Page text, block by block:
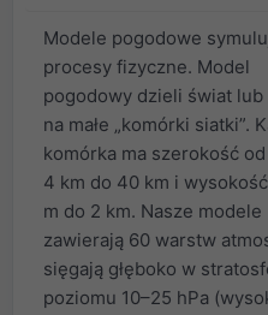
Modele pogodowe
procesy fizyczne. Model
pogodowy dzieli świat
na małe „komórki siatki”.
komórka ma szerokość od
4 km do 40 km i
m do 2 km. Nasze modele
zawierają 60 warstw
sięgają głęboko w
poziomu 10–25 hPa